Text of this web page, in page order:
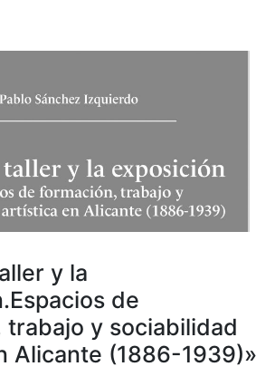
y la
de
trabajo y sociabilidad
Alicante (1886-1939)»